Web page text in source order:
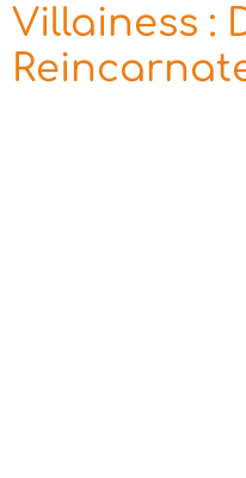
Villainess :